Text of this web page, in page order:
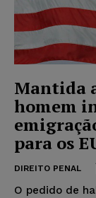
Mantida
homem
para os
DIREITO PENAL
O pedido de